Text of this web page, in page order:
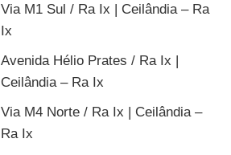
Via M1 Sul / Ra Ix | Ceilândia – Ra
Ix
Avenida Hélio Prates / Ra Ix |
Ceilândia – Ra Ix
Via M4 Norte / Ra Ix | Ceilândia –
Ra Ix